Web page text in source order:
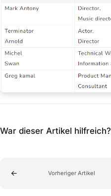
War dieser Artikel hilfreich?
Vorheriger Artikel